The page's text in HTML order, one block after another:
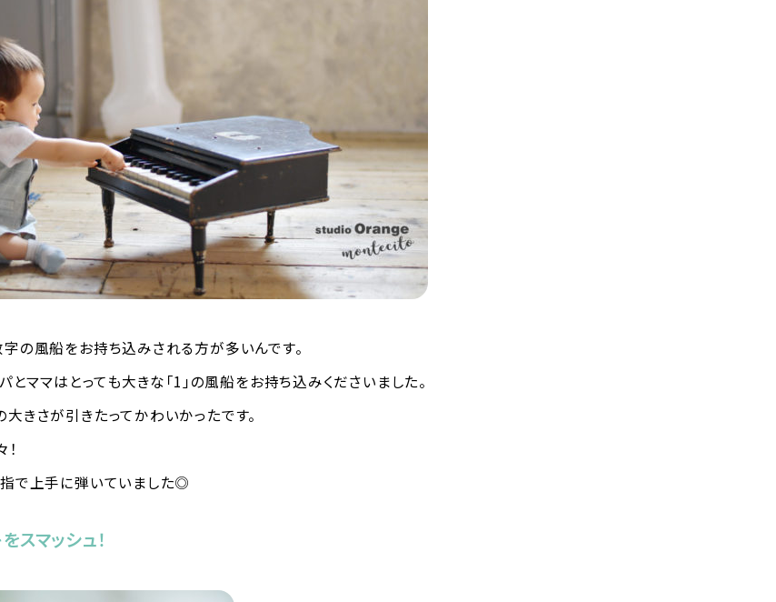
の風船をお持ち込みされる方が多いんです。
とママはとっても大きな「1」の風船をお持ち込みくださいました。
きさが引きたってかわいかったです。
で上手に弾いていました◎
スマッシュ！